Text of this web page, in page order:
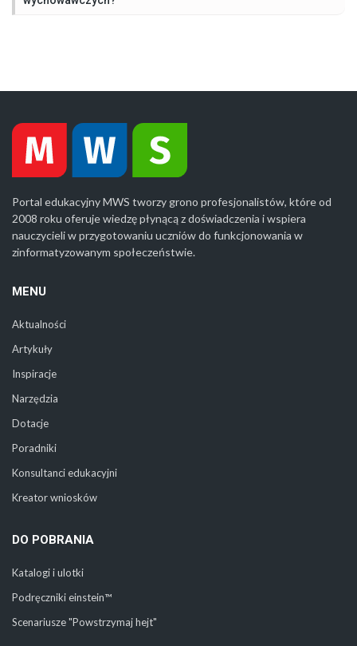
Portal edukacyjny MWS tworzy grono profesjonalistów, które od
2008 roku oferuje wiedzę płynącą z doświadczenia i wspiera
nauczycieli w przygotowaniu uczniów do funkcjonowania w
zinformatyzowanym społeczeństwie.
MENU
Aktualności
Artykuły
Inspiracje
Narzędzia
Dotacje
Poradniki
Konsultanci edukacyjni
Kreator wniosków
DO POBRANIA
Katalogi i ulotki
Podręczniki einstein™
Scenariusze "Powstrzymaj hejt"